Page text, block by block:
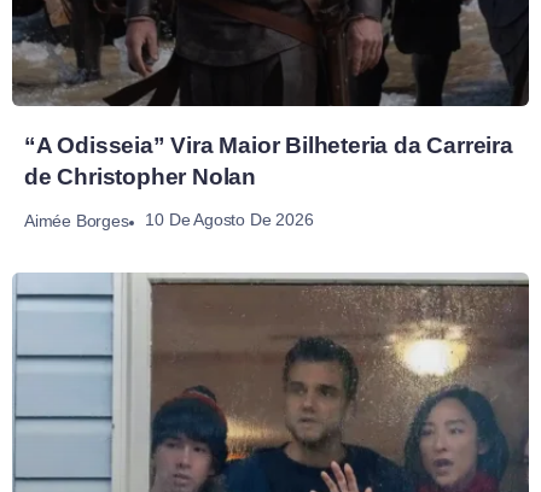
“A Odisseia” Vira Maior Bilheteria da Carreira
de Christopher Nolan
Aimée Borges 10 De Agosto De 2026